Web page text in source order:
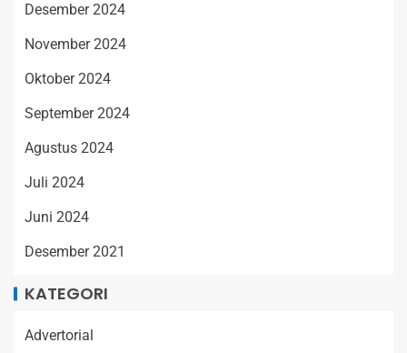
Desember 2024
November 2024
Oktober 2024
September 2024
Agustus 2024
Juli 2024
Juni 2024
Desember 2021
KATEGORI
Advertorial